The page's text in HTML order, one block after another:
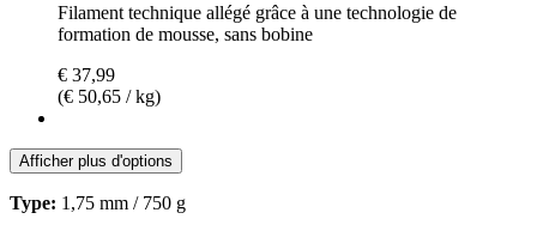
Filament technique allégé grâce à une technologie de
formation de mousse, sans bobine
€ 37,99
(€ 50,65 / kg)
Afficher plus d'options
Type: 1,75 mm / 750 g